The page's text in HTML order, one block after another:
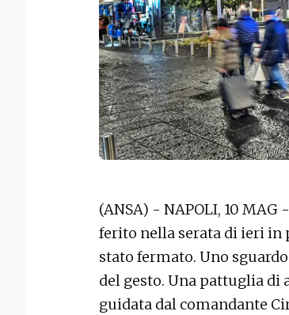
(ANSA) - NAPOLI, 10
ferito nella serata di ieri in
stato fermato. Uno
del gesto. Una pattuglia
guidata dal comandante